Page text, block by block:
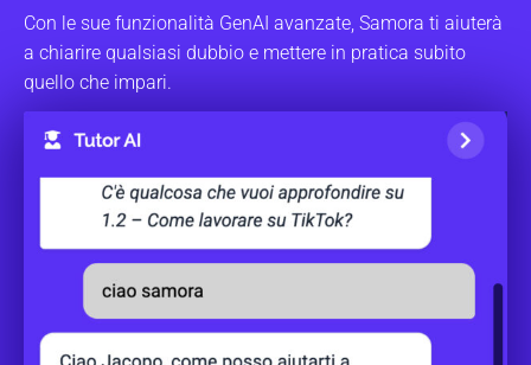
Con le sue funzionalità GenAI avanzate, Samora ti aiuterà
a chiarire qualsiasi dubbio e mettere in pratica subito
quello che impari.